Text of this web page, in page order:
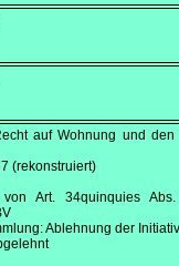
auf Wohnung und den
(rekonstruiert)
von Art. 34quinquies
Ablehnung der